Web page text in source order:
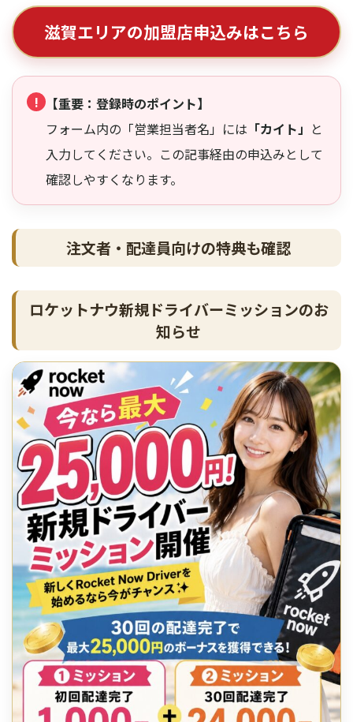
滋賀エリアの加盟店申込みはこちら
!
【重要：登録時のポイント】
フォーム内の「営業担当者名」には 「カイト」 と
入力してください。この記事経由の申込みとして
確認しやすくなります。
注文者・配達員向けの特典も確認
ロケットナウ新規ドライバーミッションのお
知らせ